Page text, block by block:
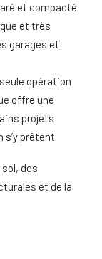
et compacté.
et très
garages et
opération
offre une
projets
prêtent.
des
et de la